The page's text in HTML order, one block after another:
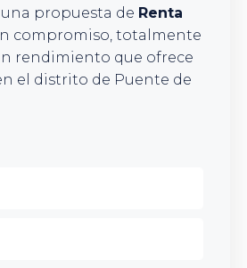
propuesta de Renta
compromiso, totalmente
rendimiento que ofrece
el distrito de Puente de